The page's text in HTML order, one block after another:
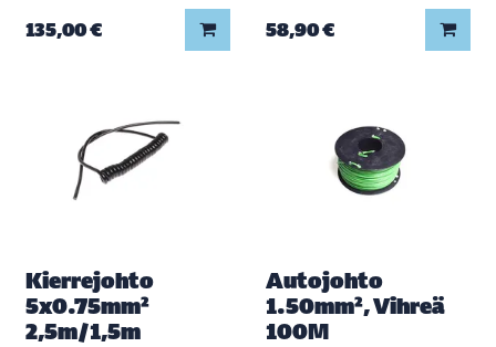
135,00 € Lisää koriin
58,90 €
Kierrejohto
5x0.75mm²
2,5m/1,5m
Autojohto
1.50mm², Vihreä
100M